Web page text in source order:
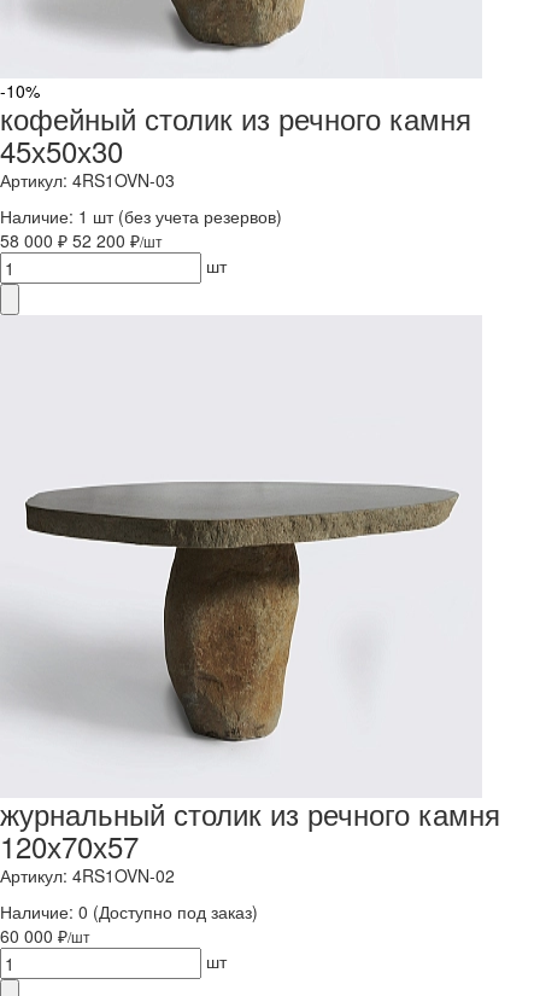
-10%
кофейный столик из речного камня
45х50х30
Артикул: 4RS1OVN-03
Наличие: 1 шт (без учета резервов)
58 000 ₽ 52 200 ₽/шт
шт
журнальный столик из речного камня
120х70х57
Артикул: 4RS1OVN-02
Наличие: 0 (Доступно под заказ)
60 000 ₽/шт
шт